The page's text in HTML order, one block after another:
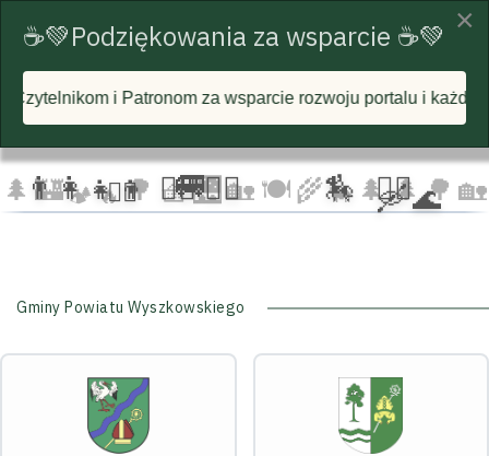
☁️ 🦅
☁️
🦅 🦅 ☁️
🌲 🏰🏕️ 🔥🌳 🧺🌉🏡 🍽️🌾🐄 🌲 🌲🌳 🏡
🚐 🚴‍♂️
🏇 🛶 🌊
🚴‍♀️ 🏃‍♂️ 🏃‍♀️
Gminy Powiatu Wyszkowskiego
×
☕💚Podziękowania za wsparcie ☕💚
za wsparcie rozwoju portalu i każdą postawioną